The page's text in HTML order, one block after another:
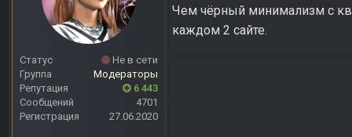
Статус
Не в сети
Группа
Модераторы
Репутация
6 443
Сообщений
4701
Регистрация
27.06.2020
Чем чёрный минимализм с
каждом 2 сайте.